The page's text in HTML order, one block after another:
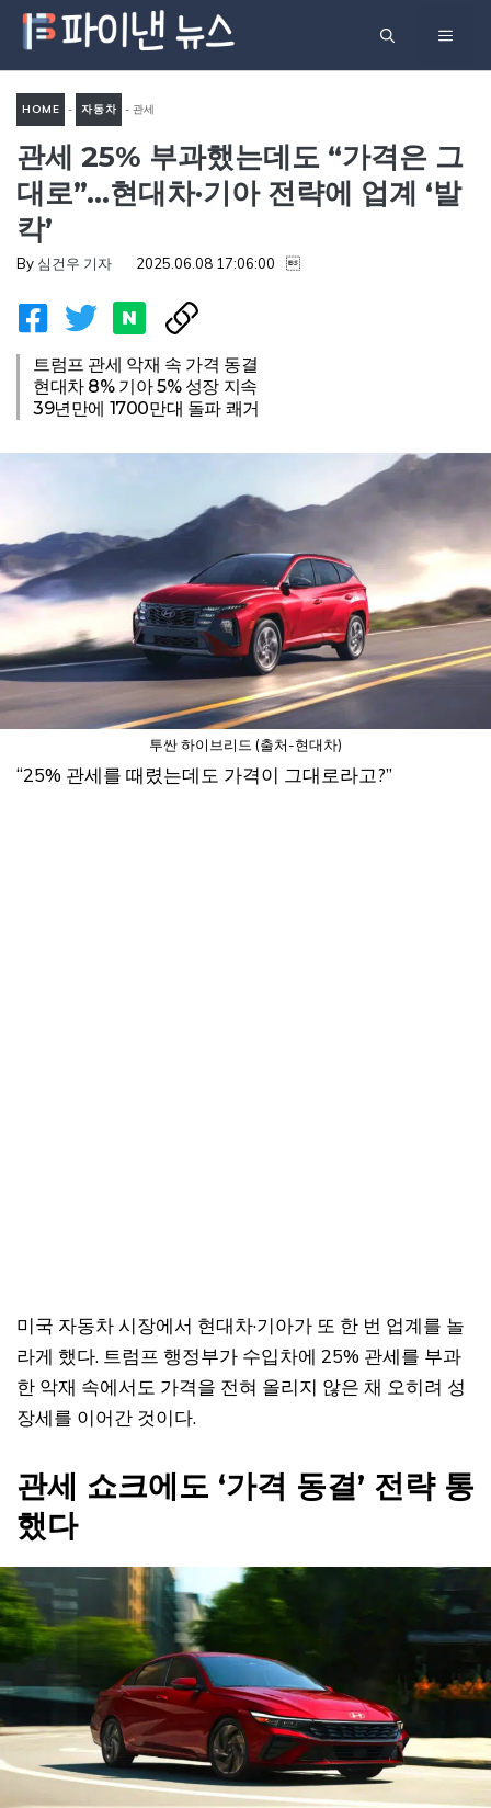
츠
메
HOME - 자동차 -관세
25% 부과했는데도 “가격은 그
대로”…현대차·기아 전략에 업
계 ‘발칵’
관세 25% 부과했는데도 “가격은 그
대로”…현대차·기아 전략에 업계 ‘발
칵’
By 심건우 기자 2025.06.08 17:06:00 
트럼프 관세 악재 속 가격 동결
현대차 8% 기아 5% 성장 지속
39년만에 1700만대 돌파 쾌거
투싼 하이브리드 (출처-현대차)
“25% 관세를 때렸는데도 가격이 그대로라고?”
미국 자동차 시장에서 현대차·기아가 또 한 번 업계를 놀
라게 했다. 트럼프 행정부가 수입차에 25% 관세를 부과
한 악재 속에서도 가격을 전혀 올리지 않은 채 오히려 성
장세를 이어간 것이다.
관세 쇼크에도 ‘가격 동결’ 전략 통
했다